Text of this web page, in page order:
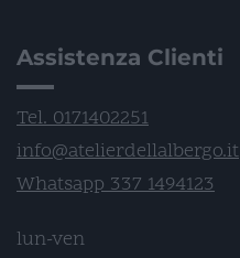
Assistenza Clienti
Tel. 0171402251
info@atelierdellalbergo.it
Whatsapp 337 1494123
lun-ven